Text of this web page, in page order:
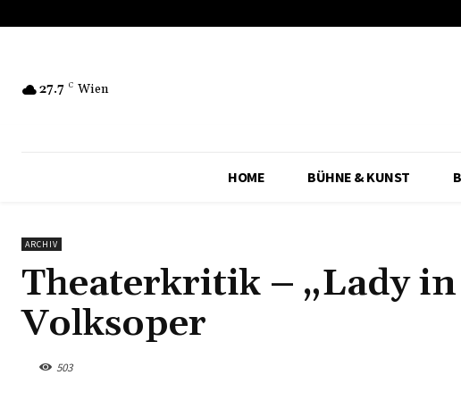
27.7 C Wien
HOME BÜHNE & KUNST
ARCHIV
Theaterkritik – „Lady
Volksoper
503